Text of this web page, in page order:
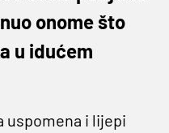
onome što
u idućem
uspomena i lijepi